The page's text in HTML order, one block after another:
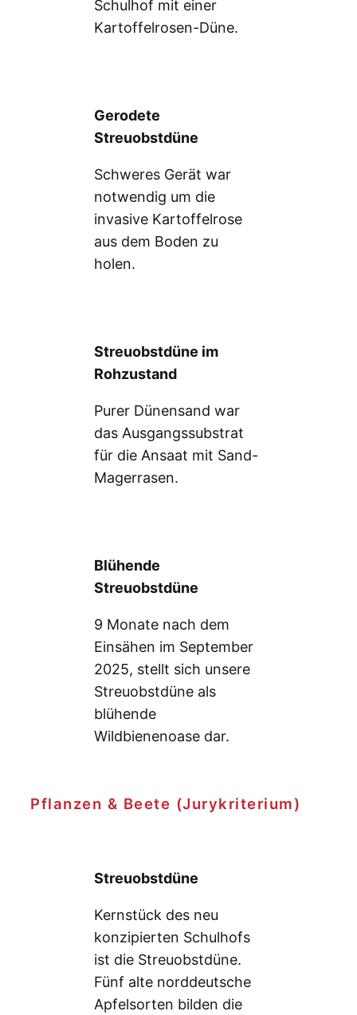
Schulhof mit einer
Kartoffelrosen-Düne.
Gerodete
Streuobstdüne
Schweres Gerät war
notwendig um die
invasive Kartoffelrose
aus dem Boden zu
holen.
Streuobstdüne im
Rohzustand
Purer Dünensand war
das Ausgangssubstrat
für die Ansaat mit Sand-
Magerrasen.
Blühende
Streuobstdüne
9 Monate nach dem
Einsähen im September
2025, stellt sich unsere
Streuobstdüne als
blühende
Wildbienenoase dar.
Pflanzen & Beete (Jurykriterium)
Streuobstdüne
Kernstück des neu
konzipierten Schulhofs
ist die Streuobstdüne.
Fünf alte norddeutsche
Apfelsorten bilden die